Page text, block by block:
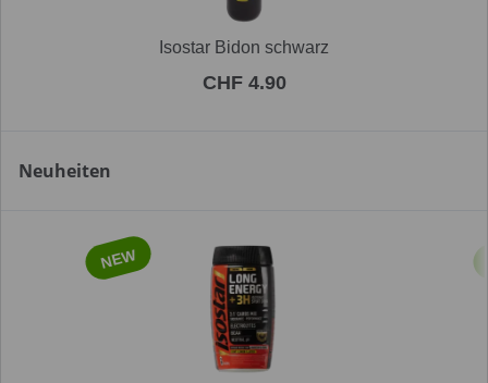
Isostar Bidon schwarz
CHF 4.90
Neuheiten
NEW